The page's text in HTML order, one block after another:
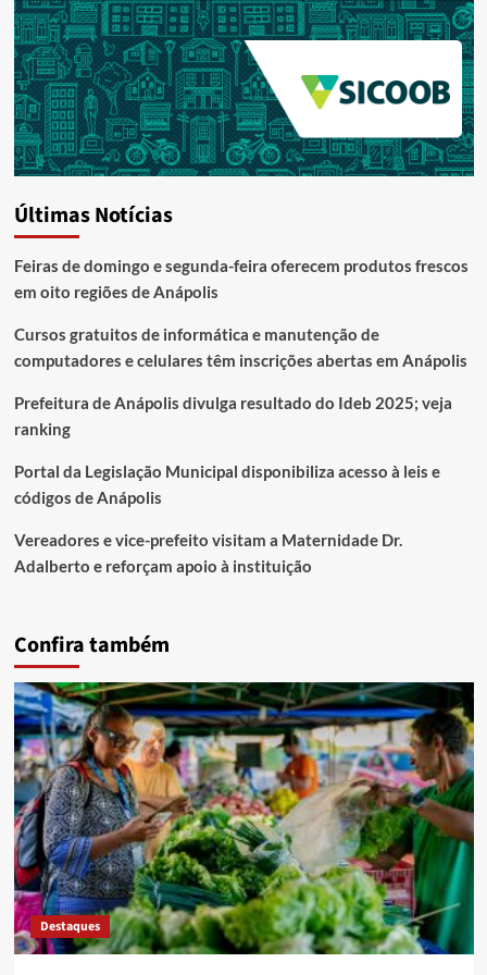
Últimas Notícias
Feiras de domingo e segunda-feira oferecem produtos frescos
em oito regiões de Anápolis
Cursos gratuitos de informática e manutenção de
computadores e celulares têm inscrições abertas em Anápolis
Prefeitura de Anápolis divulga resultado do Ideb 2025; veja
ranking
Portal da Legislação Municipal disponibiliza acesso à leis e
códigos de Anápolis
Vereadores e vice-prefeito visitam a Maternidade Dr.
Adalberto e reforçam apoio à instituição
Confira também
Destaques